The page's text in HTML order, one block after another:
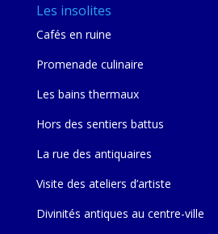
Les insolites
Cafés en ruine
Promenade culinaire
Les bains thermaux
Hors des sentiers battus
La rue des antiquaires
Visite des ateliers d’artiste
Divinités antiques au centre-ville